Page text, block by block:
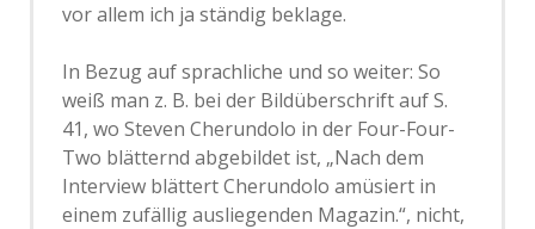
vor allem ich ja ständig beklage.
In Bezug auf sprachliche und so weiter: So
weiß man z. B. bei der Bildüberschrift auf S.
41, wo Steven Cherundolo in der Four-Four-
Two blätternd abgebildet ist, „Nach dem
Interview blättert Cherundolo amüsiert in
einem zufällig ausliegenden Magazin.“, nicht,